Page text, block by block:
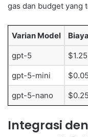
gas dan budget yang
Varian Model
gpt-5 $1.25
gpt-5-mini $0.05
gpt-5-nano $0.25
Integrasi